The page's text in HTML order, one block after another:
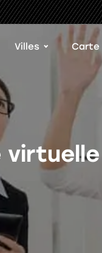
Villes Carte